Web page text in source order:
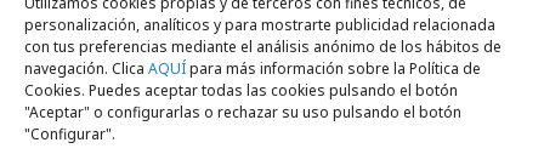
personalización, analíticos y para mostrarte publicidad relacionada
con tus preferencias mediante el análisis anónimo de los hábitos de
navegación. Clica AQUÍpara más información sobre la Política de
Cookies. Puedes aceptar todas las cookies pulsando el botón
"Aceptar" o configurarlas o rechazar su uso pulsando el botón
"Configurar".
anunciantes es de la TV
Medios